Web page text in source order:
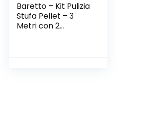
Baretto – Kit Pulizia
Stufa Pellet – 3
Metri con 2